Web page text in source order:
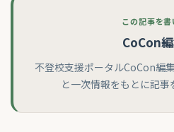
この記事を書
CoCon
不登校支援ポータルCoCon編
と一次情報をもとに記事